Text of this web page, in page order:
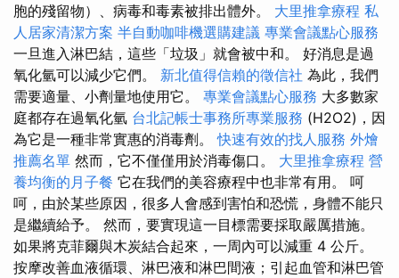
胞的殘留物）、病毒和毒素被排出體外。 大里推拿療程 私
人居家清潔方案 半自動咖啡機選購建議 專業會議點心服務
一旦進入淋巴結，這些「垃圾」就會被中和。 好消息是過
氧化氫可以減少它們。 新北值得信賴的徵信社 為此，我們
需要適量、小劑量地使用它。 專業會議點心服務 大多數家
庭都存在過氧化氫 台北記帳士事務所專業服務 (H2O2)，因
為它是一種非常實惠的消毒劑。快速有效的找人服務 外燴
推薦名單 然而，它不僅僅用於消毒傷口。 大里推拿療程 營
養均衡的月子餐 它在我們的美容療程中也非常有用。 呵
呵，由於某些原因，很多人會感到害怕和恐慌，身體不能只
是繼續給予。 然而，要實現這一目標需要採取嚴厲措施。
如果將克菲爾與木炭結合起來，一周內可以減重 4 公斤。
按摩改善血液循環、淋巴液和淋巴間液；引起血管和淋巴管